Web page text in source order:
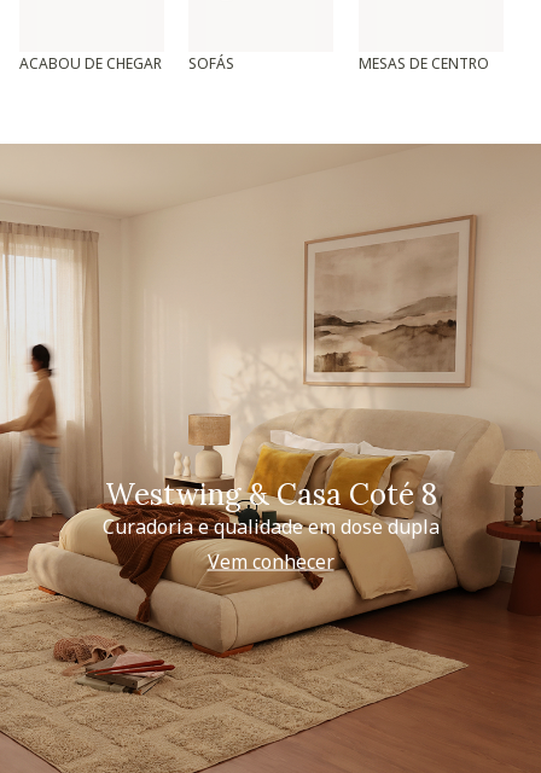
ACABOU DE CHEGAR SOFÁS MESAS DE CENTRO
Westwing & Casa Coté 8
Curadoria e qualidade em dose dupla
Vem conhecer